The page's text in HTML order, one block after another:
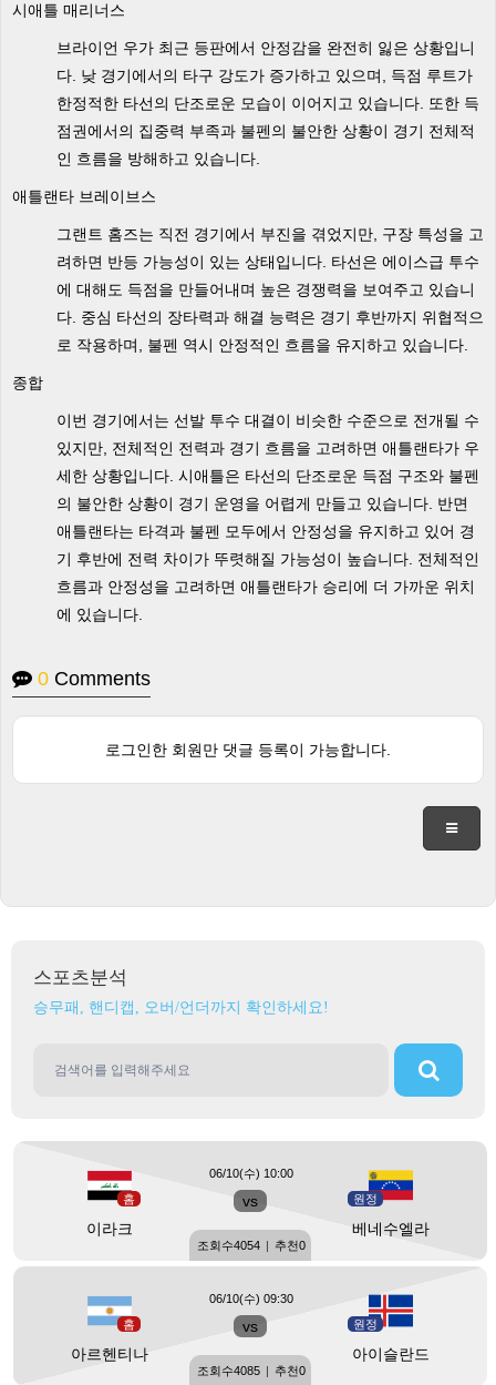
시애틀 매리너스
브라이언 우가 최근 등판에서 안정감을 완전히 잃은 상황입니
다. 낮 경기에서의 타구 강도가 증가하고 있으며, 득점 루트가
한정적한 타선의 단조로운 모습이 이어지고 있습니다. 또한 득
점권에서의 집중력 부족과 불펜의 불안한 상황이 경기 전체적
인 흐름을 방해하고 있습니다.
애틀랜타 브레이브스
그랜트 홈즈는 직전 경기에서 부진을 겪었지만, 구장 특성을 고
려하면 반등 가능성이 있는 상태입니다. 타선은 에이스급 투수
에 대해도 득점을 만들어내며 높은 경쟁력을 보여주고 있습니
다. 중심 타선의 장타력과 해결 능력은 경기 후반까지 위협적으
로 작용하며, 불펜 역시 안정적인 흐름을 유지하고 있습니다.
종합
이번 경기에서는 선발 투수 대결이 비슷한 수준으로 전개될 수
있지만, 전체적인 전력과 경기 흐름을 고려하면 애틀랜타가 우
세한 상황입니다. 시애틀은 타선의 단조로운 득점 구조와 불펜
의 불안한 상황이 경기 운영을 어렵게 만들고 있습니다. 반면
애틀랜타는 타격과 불펜 모두에서 안정성을 유지하고 있어 경
기 후반에 전력 차이가 뚜렷해질 가능성이 높습니다. 전체적인
흐름과 안정성을 고려하면 애틀랜타가 승리에 더 가까운 위치
에 있습니다.
0 Comments
로그인한 회원만 댓글 등록이 가능합니다.
스포츠분석
승무패, 핸디캡, 오버/언더까지 확인하세요!
홈
이라크
vs 원정
베네수엘라
06/10(수) 10:00
조회수4054 | 추천0
홈
아르헨티나
vs 원정
아이슬란드
06/10(수) 09:30
조회수4085 | 추천0